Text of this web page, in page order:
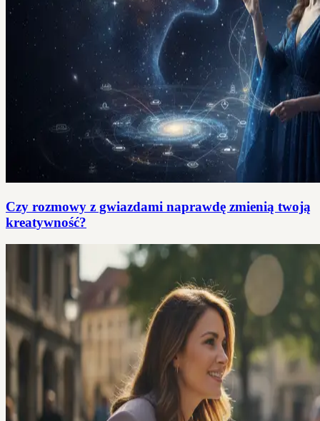
Czy rozmowy z gwiazdami naprawdę zmienią twoją
kreatywność?